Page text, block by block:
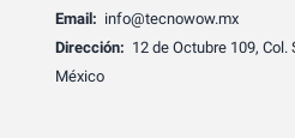
Email: info@tecnowow.mx
Dirección: 12 de Octubre 109, Col.
México